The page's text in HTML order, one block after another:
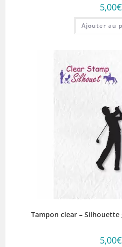
5,00€
Ajouter au
Tampon clear – Silhouette
5,00€